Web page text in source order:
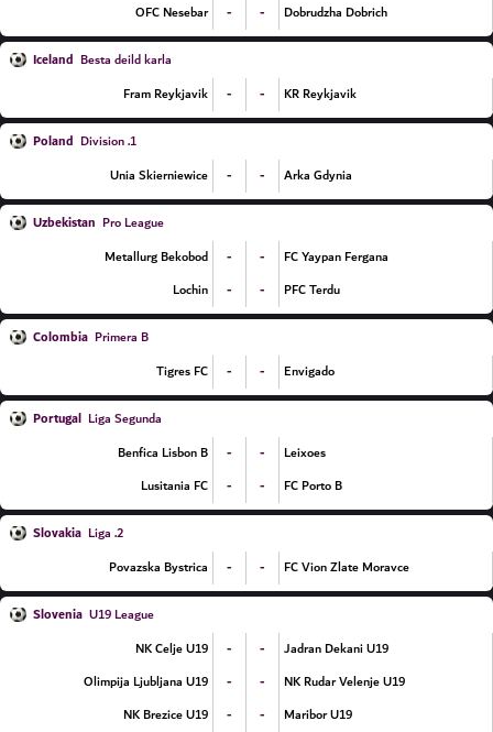
OFC Nesebar
- - Dobrudzha Dobrich
Iceland Besta deild karla
Fram Reykjavik
- - KR Reykjavik
Poland
1. Division
Unia Skierniewice
- - Arka Gdynia
Uzbekistan Pro League
Metallurg Bekobod
- -
FC Yaypan Fergana
Lochin
- - PFC Terdu
Colombia Primera B
Tigres FC
- - Envigado
Portugal Liga Segunda
Benfica Lisbon B
- -
Leixoes
Lusitania FC
- - FC Porto B
Slovakia
2. Liga
Povazska Bystrica
- - FC Vion Zlate Moravce
Slovenia U19 League
NK Celje U19
- -
Jadran Dekani U19
Olimpija Ljubljana U19
- -
NK Rudar Velenje U19
NK Brezice U19
- -
Maribor U19